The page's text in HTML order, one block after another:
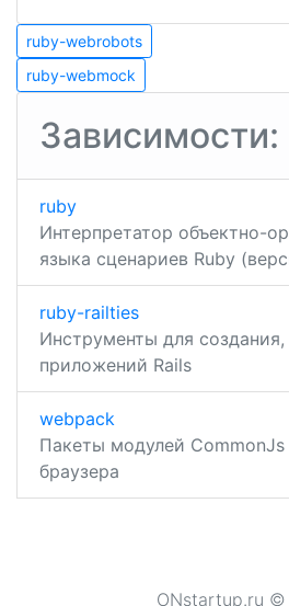
Навигация
по
записям
ruby-
webrobots
ruby-webrobots
ruby-
webmock
ruby-webmock
Зависимости:
ruby
Интерпретатор объектно-
языка сценариев Ruby
ruby-railties
Инструменты для
приложений Rails
webpack
Пакеты модулей CommonJs
браузера
ONstartup.ru